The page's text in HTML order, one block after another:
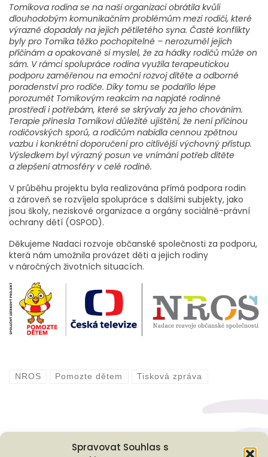
Spravovat Souhlas s
Tomíkova rodina se na naši organizaci obrátila kvůli
dlouhodobým komunikačním problémům mezi rodiči, které
výrazně dopadaly na jejich pětiletého syna. Časté konflikty
byly pro Tomíka těžko pochopitelné – nerozuměl jejich
příčinám a opakovaně si myslel, že za hádky rodičů může on
sám. V rámci spolupráce rodina využila terapeutickou
podporu zaměřenou na emoční rozvoj dítěte a odborné
poradenství pro rodiče. Díky tomu se podařilo lépe
porozumět Tomíkovým reakcím na napjaté rodinné
prostředí i potřebám, které se skrývaly za jeho chováním.
Terapie přinesla Tomíkovi důležité ujištění, že není příčinou
rodičovských sporů, a rodičům nabídla cennou zpětnou
vazbu i konkrétní doporučení pro citlivější výchovný přístup.
Výsledkem byl výrazný posun ve vnímání potřeb dítěte
a zlepšení atmosféry v celé rodině.
V průběhu projektu byla realizována přímá podpora rodin
a zároveň se rozvíjela spolupráce s dalšími subjekty, jako
jsou školy, neziskové organizace a orgány sociálně-právní
ochrany dětí (OSPOD).
Děkujeme Nadaci rozvoje občanské společnosti za podporu,
která nám umožnila provázet děti a jejich rodiny
v náročných životních situacích.
NROS Pomozte dětem Tisková zpráva